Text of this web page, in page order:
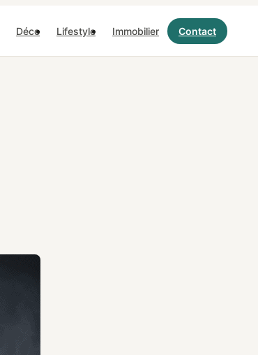
Déco Lifestyle Immobilier Contact